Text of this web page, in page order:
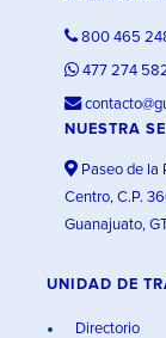
800 465
477 274
NUESTRA
Paseo de la
Centro, C.P.
Guanajuato,
UNIDAD DE
Directorio